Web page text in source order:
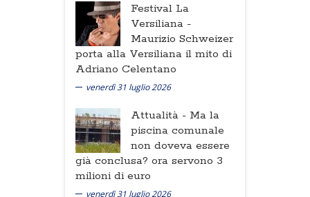
Festival La
Versiliana -
Maurizio Schweizer
porta alla Versiliana il mito di
Adriano Celentano
venerdì 31 luglio 2026
Attualità - Ma la
piscina comunale
non doveva essere
già conclusa? ora servono 3
milioni di euro
venerdì 31 luglio 2026